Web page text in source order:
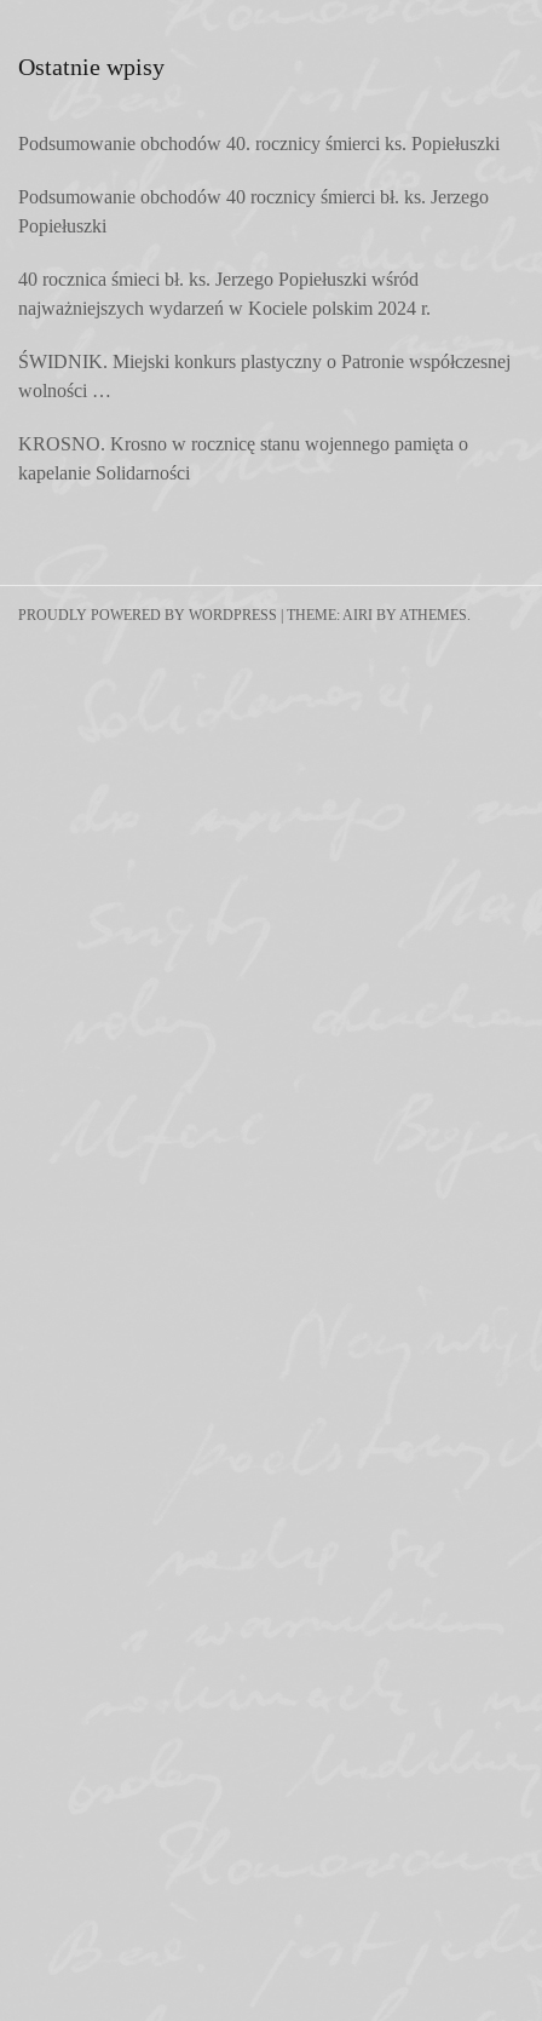
Ostatnie wpisy
Podsumowanie obchodów 40. rocznicy śmierci ks. Popiełuszki
Podsumowanie obchodów 40 rocznicy śmierci bł. ks. Jerzego
Popiełuszki
40 rocznica śmieci bł. ks. Jerzego Popiełuszki wśród
najważniejszych wydarzeń w Kociele polskim 2024 r.
ŚWIDNIK. Miejski konkurs plastyczny o Patronie współczesnej
wolności …
KROSNO. Krosno w rocznicę stanu wojennego pamięta o
kapelanie Solidarności
PROUDLY POWERED BY WORDPRESS THEME:AIRI BY ATHEMES.